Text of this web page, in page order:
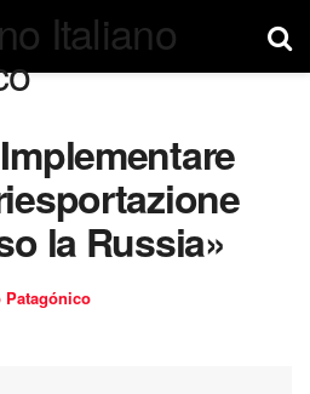
la Russia»
Patagónico